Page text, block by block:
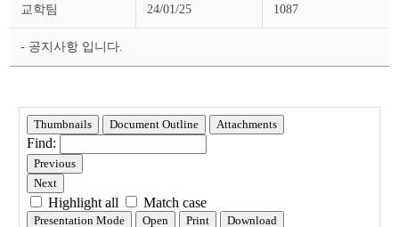
이
교학팀
24/01/25
1087
- 공지사항 입니다.